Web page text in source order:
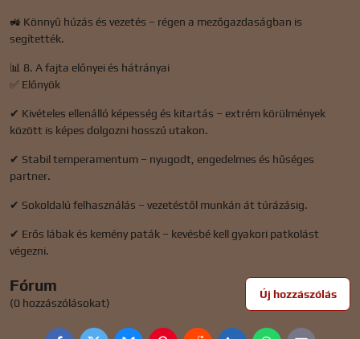
🚜 Könnyű húzás és vezetés – régen a mezőgazdaságban is
segítették.
📊 8. A fajta előnyei és hátrányai
✅ Előnyök
✔ Kivételes ellenálló képesség és kitartás – extrém körülmények
között is képes dolgozni hosszú utakon.
✔ Stabil temperamentum – ​​nyugodt, engedelmes és hűséges
partner.
✔ Sokoldalú felhasználás – vezetéstől munkán át túrázásig.
✔ Erős lábak és kemény paták – kevésbé kell gyakori patkolást
végezni.
Fórum
(0 hozzászólásokat)
Új hozzászólás